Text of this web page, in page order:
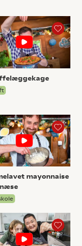
mayonnaise